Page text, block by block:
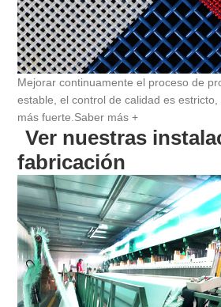
Mejorar continuamente el proceso de
estable, el control de calidad es
más fuerte. Saber más +
Ver nuestras
fabricación